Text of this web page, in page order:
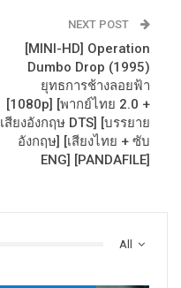
NEXT POST
[MINI-HD] Operation
Dumbo Drop (1995)
ยุทธการช้างลอยฟ้า
[1080p] [พากย์ไทย 2.0 +
เสียงอังกฤษ DTS] [บรรยาย
อังกฤษ] [เสียงไทย + ซับ
ENG] [PANDAFILE]
All